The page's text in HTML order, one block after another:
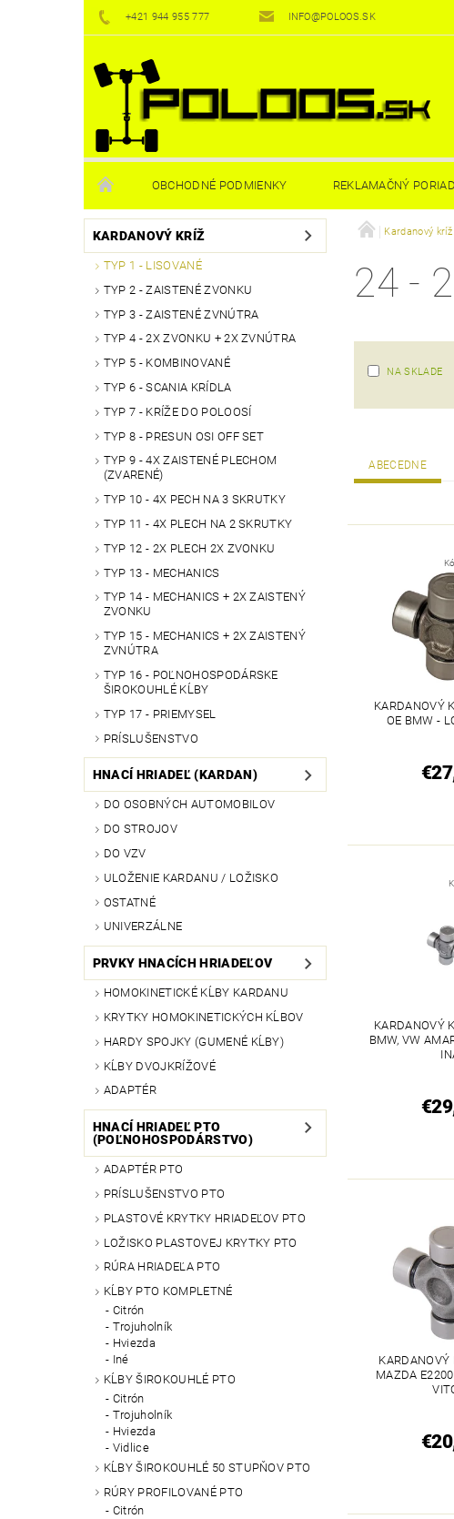
+421 944 955 777 INFO@POLOOS.SK
OBCHODNÉ PODMIENKY REKLAMAČNÝ
KARDANOVÝ KRÍŽ
TYP 1 - LISOVANÉ
TYP 2 - ZAISTENÉ ZVONKU
TYP 3 - ZAISTENÉ ZVNÚTRA
TYP 4 - 2X ZVONKU + 2X ZVNÚTRA
TYP 5 - KOMBINOVANÉ
TYP 6 - SCANIA KRÍDLA
TYP 7 - KRÍŽE DO POLOOSÍ
TYP 8 - PRESUN OSI OFF SET
TYP 9 - 4X ZAISTENÉ PLECHOM
(ZVARENÉ)
TYP 10 - 4X PECH NA 3 SKRUTKY
TYP 11 - 4X PLECH NA 2 SKRUTKY
TYP 12 - 2X PLECH 2X ZVONKU
TYP 13 - MECHANICS
TYP 14 - MECHANICS + 2X ZAISTENÝ
ZVONKU
TYP 15 - MECHANICS + 2X ZAISTENÝ
ZVNÚTRA
TYP 16 - POĽNOHOSPODÁRSKE
ŠIROKOUHLÉ KĹBY
TYP 17 - PRIEMYSEL
PRÍSLUŠENSTVO
HNACÍ HRIADEĽ (KARDAN)
DO OSOBNÝCH AUTOMOBILOV
DO STROJOV
DO VZV
ULOŽENIE KARDANU / LOŽISKO
OSTATNÉ
UNIVERZÁLNE
PRVKY HNACÍCH HRIADEĽOV
HOMOKINETICKÉ KĹBY KARDANU
KRYTKY HOMOKINETICKÝCH KĹBOV
HARDY SPOJKY (GUMENÉ KĹBY)
KĹBY DVOJKRÍŽOVÉ
ADAPTÉR
HNACÍ HRIADEĽ PTO
(POĽNOHOSPODÁRSTVO)
ADAPTÉR PTO
PRÍSLUŠENSTVO PTO
PLASTOVÉ KRYTKY HRIADEĽOV PTO
LOŽISKO PLASTOVEJ KRYTKY PTO
RÚRA HRIADEĽA PTO
KĹBY PTO KOMPLETNÉ
Citrón
Trojuholník
Hviezda
Iné
KĹBY ŠIROKOUHLÉ PTO
Citrón
Trojuholník
Hviezda
Vidlice
KĹBY ŠIROKOUHLÉ 50 STUPŇOV PTO
RÚRY PROFILOVANÉ PTO
Citrón
Kardanový kríž
24 -
NA SKLADE
ABECEDNE
KARDANOVÝ
OE BMW -
KARDANOVÝ
BMW, VW
KARDANOVÝ
MAZDA